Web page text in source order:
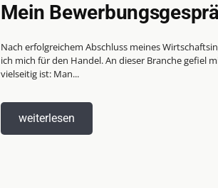
Mein
Nach erfolgreichem Abschluss meines
ich mich für den Handel. An dieser Branche gefiel
vielseitig ist: Man...
weiterlesen